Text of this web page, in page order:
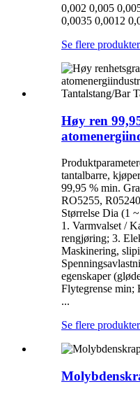
0,002 0,005
0,0035 0,0012
Se flere produkter
Høy ren
tantalbarre,
99,95 % min.
RO5255,
Størrelse Dia (1
1. Varmvalset /
rengjøring; 3.
Maskinering,
egenskaper
Flytegrense min;
...
Se flere produkter